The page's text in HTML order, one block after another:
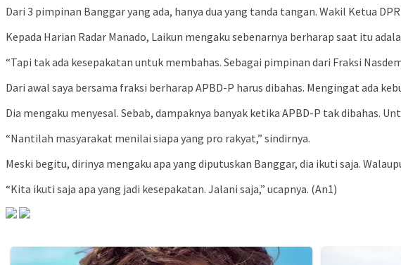
Dari 3 pimpinan Banggar yang ada, hanya dua yang tanda tangan. Wakil Ketua
Kepada Harian Radar Manado, Laikun mengaku sebenarnya berharap saat itu
“Tapi tak ada kesepakatan untuk membahas. Sebagai pimpinan dari Fraksi
Dari awal saya bersama fraksi berharap APBD-P harus dibahas. Mengingat ada
Dia mengaku menyesal. Sebab, dampaknya banyak ketika APBD-P tak dibahas.
“Nantilah masyarakat menilai siapa yang pro rakyat,” sindirnya.
Meski begitu, dirinya mengaku apa yang diputuskan Banggar, dia ikuti saja.
“Kita ikuti saja apa yang jadi kesepakatan. Jalani saja,” ucapnya. (An1)